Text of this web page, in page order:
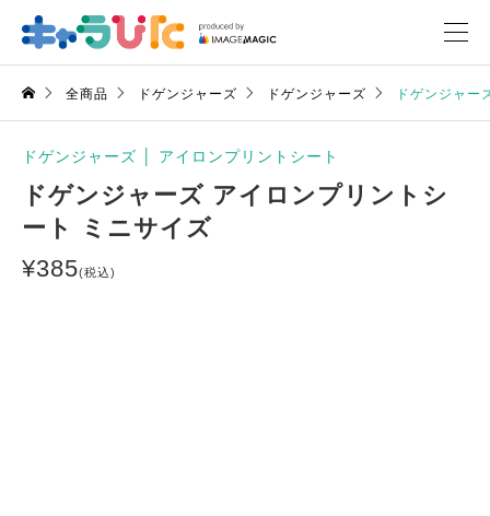
全商品 ドゲンジャーズ ドゲンジャーズ ドゲンジャー
ドゲンジャーズ アイロンプリントシート
ドゲンジャーズ アイロンプリントシ
ート ミニサイズ
¥385(税込)